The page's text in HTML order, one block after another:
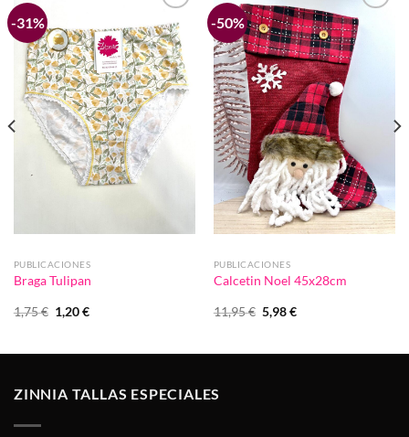
-31%
Añadir
a la
lista de
deseos
PUBLICACIONES
Braga Tulipan
1,75€ El
precio
1,75 €.
1,20€El
1,20 €.
-50%
Añadir
lista de
PUBLICACIONES
Calcetin Noel 45x28cm
11,95€ El
precio
11,95 €.
5,98€El
5,98 €.
ZINNIA TALLAS ESPECIALES